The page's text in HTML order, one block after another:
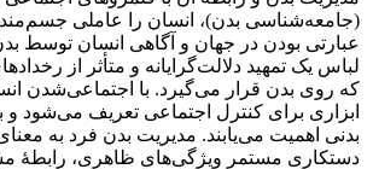
(جامعه‌شناسی بدن)، انسان را عاملی
عبارتی بودن در جهان و آگاهی انسان توسط
لباس یک تمهید دلالت‌گرایانه و متأثر از
که روی بدن قرار می‌گیرد. با اجتماعی‌شدن
ابزاری برای کنترل اجتماعی تعریف می‌شود و
بدنی اهمیت می‌یابند. مدیریت بدن فرد به
دستکاری مستمر ویژگی‌های ظاهری، رابطۀ